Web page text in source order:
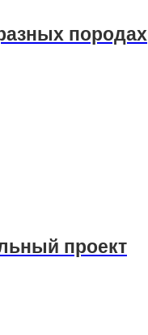
породах
проект